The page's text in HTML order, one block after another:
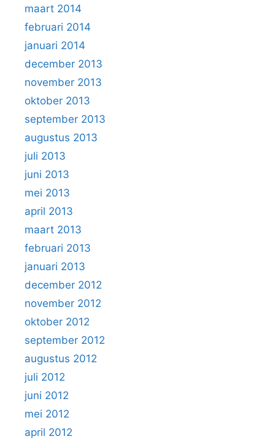
maart 2014
februari 2014
januari 2014
december 2013
november 2013
oktober 2013
september 2013
augustus 2013
juli 2013
juni 2013
mei 2013
april 2013
maart 2013
februari 2013
januari 2013
december 2012
november 2012
oktober 2012
september 2012
augustus 2012
juli 2012
juni 2012
mei 2012
april 2012